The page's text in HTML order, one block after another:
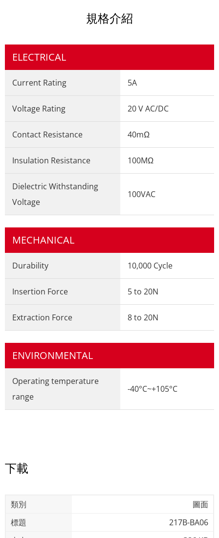
規格介紹
ELECTRICAL
Current Rating 5A
Voltage Rating 20 V AC/DC
Contact Resistance 40mΩ
Insulation Resistance 100MΩ
Dielectric Withstanding
Voltage
100VAC
MECHANICAL
Durability 10,000 Cycle
Insertion Force 5 to 20N
Extraction Force 8 to 20N
ENVIRONMENTAL
Operating temperature
range
-40°C~+105°C
下載
圖面
217B-BA06